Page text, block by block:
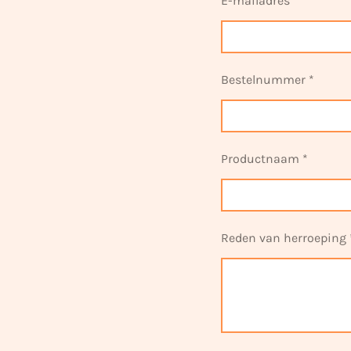
Bestelnummer *
Productnaam *
Reden van herroeping